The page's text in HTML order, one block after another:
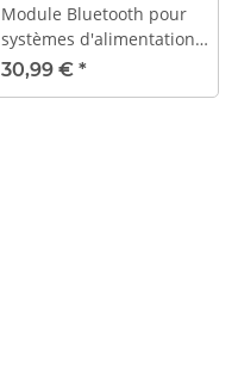
Module Bluetooth pour
systèmes d'alimentation
TBB
30,99 € *